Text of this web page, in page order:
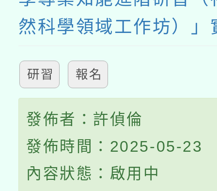
然科學領域工作坊）」
研習 報名
發佈者：許偵倫
發佈時間：2025-05-23
內容狀態：啟用中